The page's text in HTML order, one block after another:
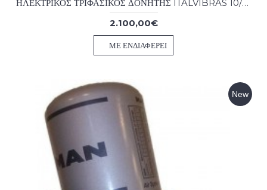
ΗΛΕΚΤΡΙΚΟΣ ΤΡΙΦΑΣΙΚΟΣ ΔΟΝΗΤΗΣ ITALVIBRAS 10/3810-S02 230/460V 60Hz 3PH
2.100,00€
ΜΕ ΕΝΔΙΑΦΈΡΕΙ
New